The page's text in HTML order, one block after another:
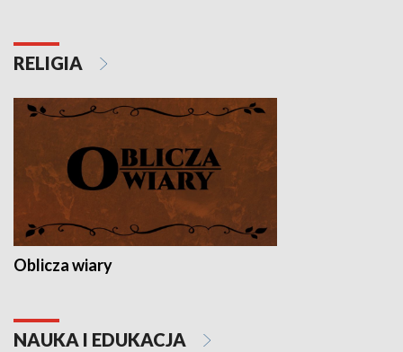
RELIGIA
Oblicza wiary
NAUKA I EDUKACJA